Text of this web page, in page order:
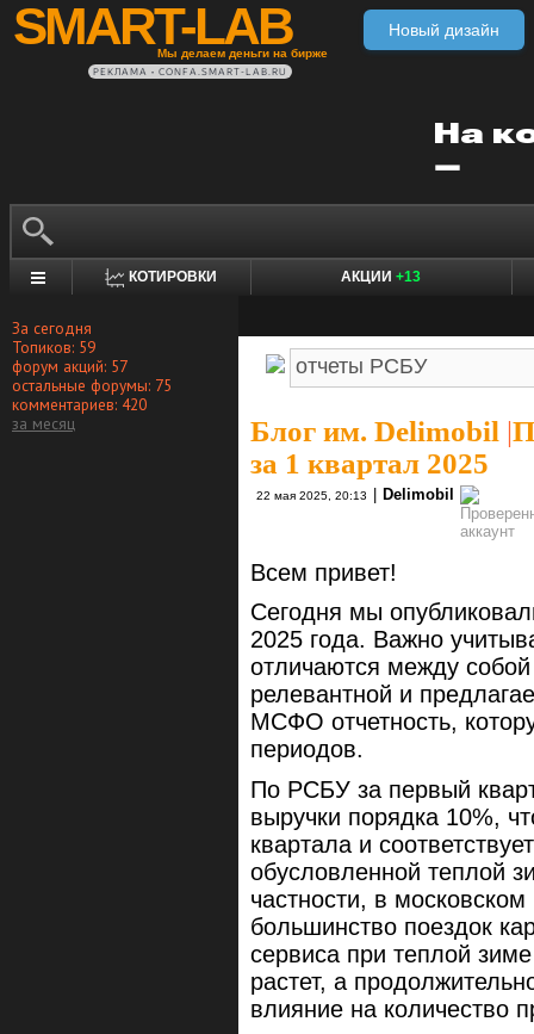
SMART-LAB
Мы делаем деньги на бирже
Новый дизайн
РЕКЛАМА • CONFA.SMART-LAB.RU
КОТИРОВКИ АКЦИИ +13
За сегодня
Топиков: 59
форум акций: 57
остальные форумы: 75
комментариев: 420
за месяц
Блог им. Delimobil |
за 1 квартал 2025
22 мая 2025, 20:13 Delimobil
Всем привет!
Сегодня мы
2025 года. Важно
отличаются между
релевантной и
МСФО отчетность,
периодов.
По РСБУ за первый
выручки порядка 10%,
квартала и
обусловленной теплой
частности, в
большинство поездок
сервиса при теплой
растет, а
влияние на количество